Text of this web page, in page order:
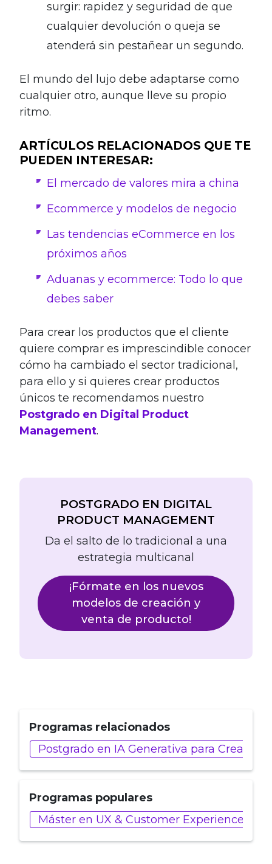
surgir: rapidez y seguridad de que
cualquier devolución o queja se
atenderá sin pestañear un segundo.
El mundo del lujo debe adaptarse como
cualquier otro, aunque lleve su propio
ritmo.
ARTÍCULOS RELACIONADOS QUE TE
PUEDEN INTERESAR:
El mercado de valores mira a china
Ecommerce y modelos de negocio
Las tendencias eCommerce en los
próximos años
Aduanas y ecommerce: Todo lo que
debes saber
Para crear los productos que el cliente
quiere comprar es imprescindible conocer
cómo ha cambiado el sector tradicional,
para ello y si quieres crear productos
únicos te recomendamos nuestro
Postgrado en Digital Product
Management.
POSTGRADO EN DIGITAL
PRODUCT MANAGEMENT
Da el salto de lo tradicional a una
estrategia multicanal
¡Fórmate en los nuevos
modelos de creación y
venta de producto!
Programas relacionados
Postgrado en IA Generativa para
Programas populares
Máster en UX & Customer Experience